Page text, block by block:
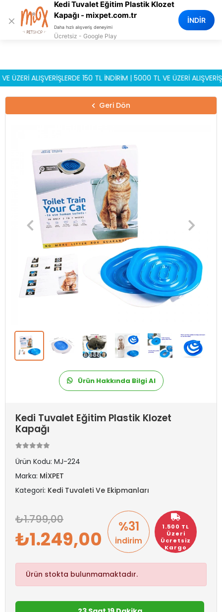
ALIŞVERİŞLERDE 150 TL İNDİRİM | 5000 TL VE ÜZERİ
0
Geri Dön
Ürün Hakkında Bilgi Al
Kedi Tuvalet Eğitim Plastik Klozet
Kapağı
Ürün Kodu: MJ-224
Marka: MİXPET
Kategori: Kedi Tuvaleti Ve Ekipmanları
1.500 TL
Üzeri
Ücretsiz
Kargo
%31
İndirim
1.799,00
1.249,00
Ürün stokta bulunmamaktadır.
×
Kedi Tuvalet Eğitim Plastik Klozet
Kapağı - mixpet.com.tr
Daha hızlı alışveriş deneyimi
Ücretsiz - Google Play
İNDİR